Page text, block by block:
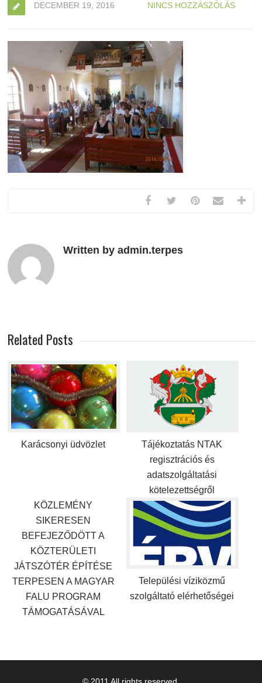
DECEMBER 19, 2016 NINCS HOZZÁSZÓLÁS
Written by admin.terpes
Related Posts
Karácsonyi üdvözlet
Tájékoztatás NTAK
regisztrációs és
adatszolgáltatási
kötelezettségről
KÖZLEMÉNY
SIKERESEN
BEFEJEZŐDÖTT A
KÖZTERÜLETI
JÁTSZÓTÉR ÉPÍTÉSE
TERPESEN A MAGYAR
FALU PROGRAM
TÁMOGATÁSÁVAL
Települési víziközmű
szolgáltató elérhetőségei
© 2011 All rights reserved.